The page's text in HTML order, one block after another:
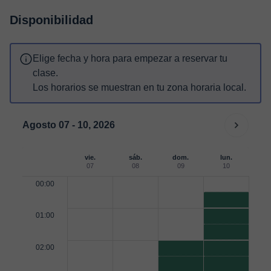
Disponibilidad
Elige fecha y hora para empezar a reservar tu
clase.
Los horarios se muestran en tu zona horaria local.
Agosto 07 - 10, 2026
vie.
07
sáb.
08
dom.
09
lun.
10
00:00
01:00
02:00